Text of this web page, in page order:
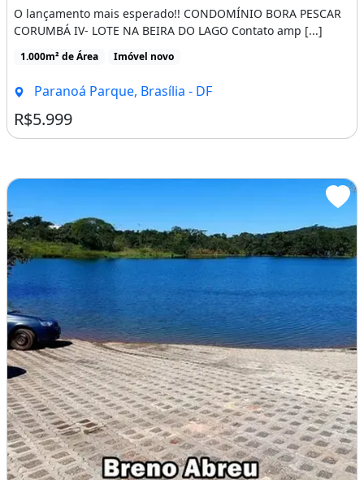
O lançamento mais esperado!! CONDOMÍNIO BORA PESCAR
CORUMBÁ IV- LOTE NA BEIRA DO LAGO Contato amp [...]
1.000m² de Área Imóvel novo
Paranoá Parque, Brasília - DF
R$5.999